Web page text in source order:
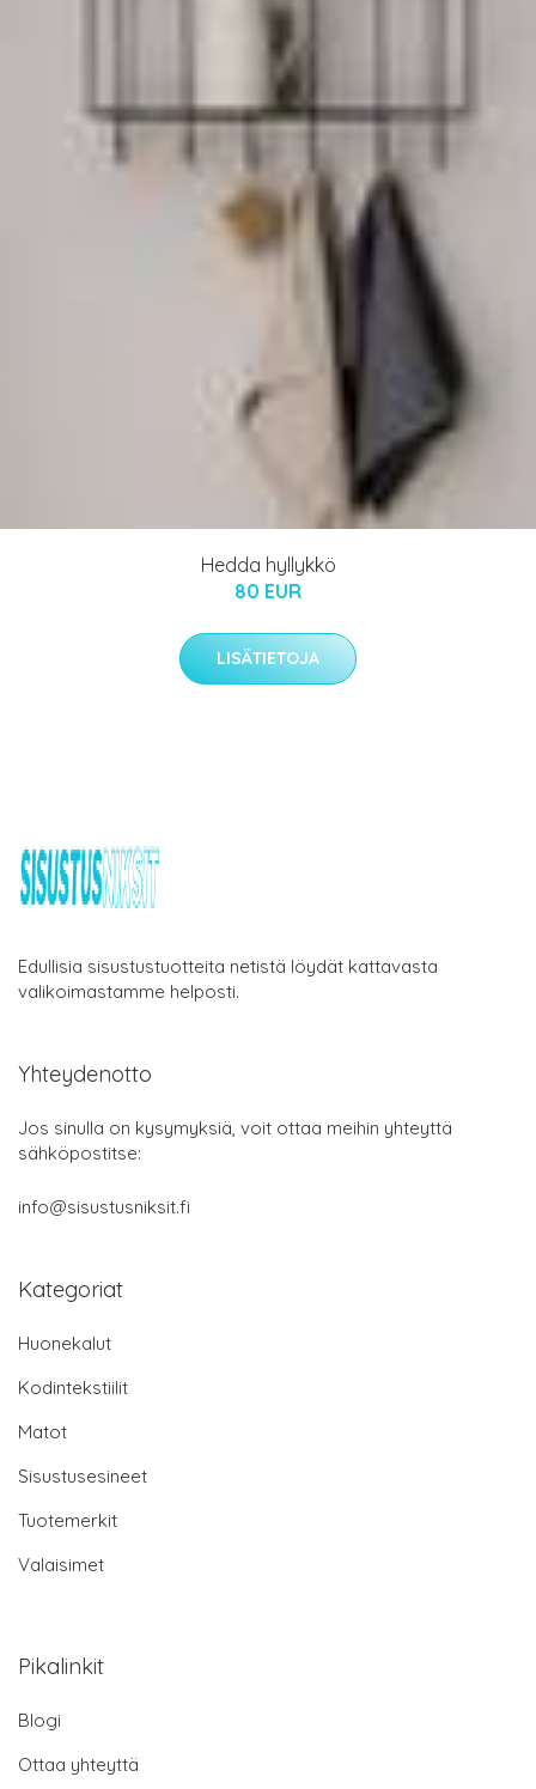
Hedda hyllykkö
80 EUR
LISÄTIETOJA
Edullisia sisustustuotteita netistä löydät kattavasta
valikoimastamme helposti.
Yhteydenotto
Jos sinulla on kysymyksiä, voit ottaa meihin yhteyttä
sähköpostitse:
info@sisustusniksit.fi
Kategoriat
Huonekalut
Kodintekstiilit
Matot
Sisustusesineet
Tuotemerkit
Valaisimet
Pikalinkit
Blogi
Ottaa yhteyttä